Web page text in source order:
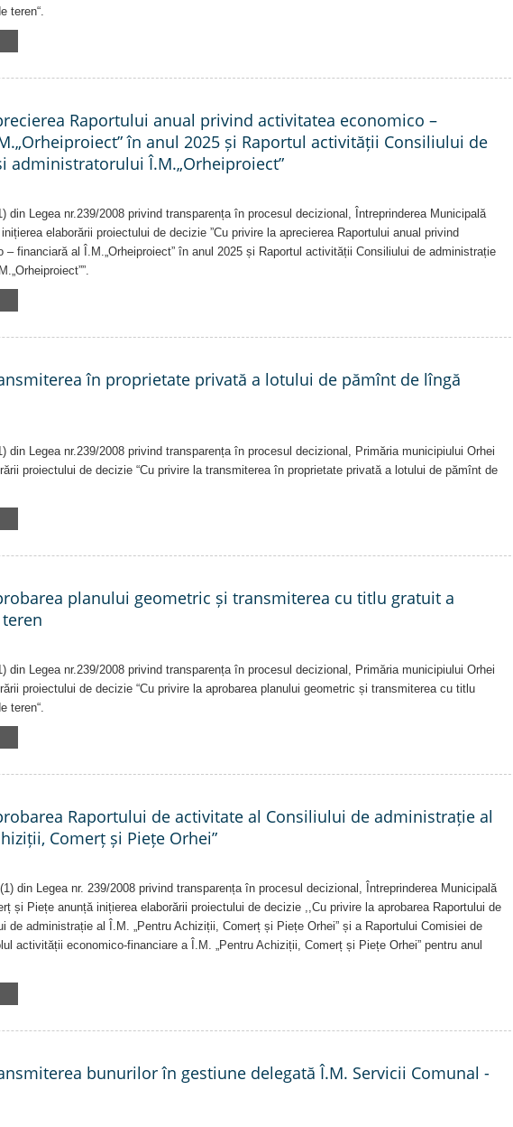
teren“.
Raportului anual privind activitatea economico –
în anul 2025 și Raportul activității Consiliului de
administratorului Î.M.„Orheiproiect”
din Legea nr.239/2008 privind transparența în procesul decizional, Întreprinderea Municipală
inițierea elaborării proiectului de decizie ”Cu privire la aprecierea Raportului anual privind
– financiară al Î.M.„Orheiproiect” în anul 2025 și Raportul activității Consiliului de administrație
în proprietate privată a lotului de pămînt de lîngă
din Legea nr.239/2008 privind transparența în procesul decizional, Primăria municipiului Orhei
proiectului de decizie “Cu privire la transmiterea în proprietate privată a lotului de pămînt de
planului geometric și transmiterea cu titlu gratuit a
din Legea nr.239/2008 privind transparența în procesul decizional, Primăria municipiului Orhei
proiectului de decizie “Cu privire la aprobarea planului geometric și transmiterea cu titlu
teren“.
Raportului de activitate al Consiliului de administrație al
Comerț și Piețe Orhei”
din Legea nr. 239/2008 privind transparența în procesul decizional, Întreprinderea Municipală
și Piețe anunță inițierea elaborării proiectului de decizie ,,Cu privire la aprobarea Raportului de
de administrație al Î.M. „Pentru Achiziții, Comerț și Piețe Orhei” și a Raportului Comisiei de
activității economico-financiare a Î.M. „Pentru Achiziții, Comerț și Piețe Orhei” pentru anul
bunurilor în gestiune delegată Î.M. Servicii Comunal -